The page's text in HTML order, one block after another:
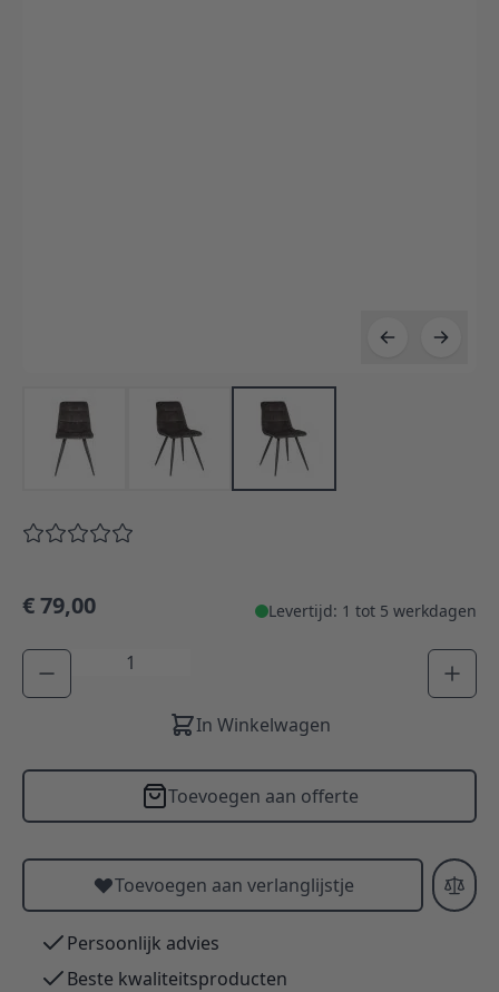
€ 79,00 Levertijd: 1 tot 5 werkdagen
Aantal
In Winkelwagen
Toevoegen aan offerte
Toevoegen aan verlanglijstje
Persoonlijk advies
Beste kwaliteitsproducten